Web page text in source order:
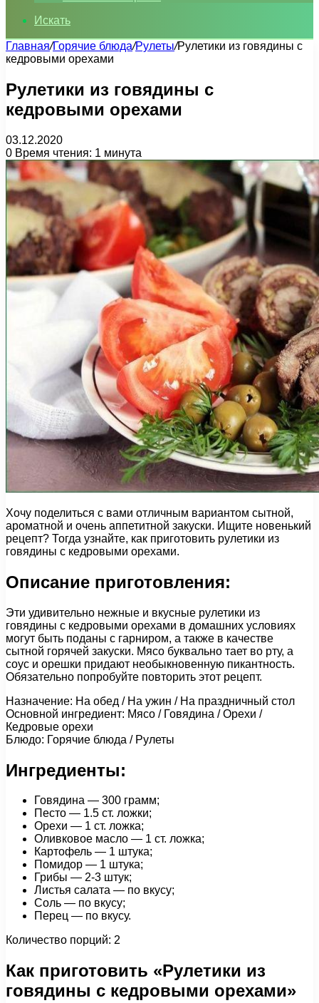
Искать
Главная/Горячие блюда/Рулеты/Рулетики из говядины с
кедровыми орехами
Рулетики из говядины с
кедровыми орехами
03.12.2020
0 Время чтения: 1 минута
Хочу поделиться с вами отличным вариантом сытной,
ароматной и очень аппетитной закуски. Ищите новенький
рецепт? Тогда узнайте, как приготовить рулетики из
говядины с кедровыми орехами.
Описание приготовления:
Эти удивительно нежные и вкусные рулетики из
говядины с кедровыми орехами в домашних условиях
могут быть поданы с гарниром, а также в качестве
сытной горячей закуски. Мясо буквально тает во рту, а
соус и орешки придают необыкновенную пикантность.
Обязательно попробуйте повторить этот рецепт.
Назначение: На обед / На ужин / На праздничный стол
Основной ингредиент: Мясо / Говядина / Орехи /
Кедровые орехи
Блюдо: Горячие блюда / Рулеты
Ингредиенты:
Говядина — 300 грамм;
Песто — 1.5 ст. ложки;
Орехи — 1 ст. ложка;
Оливковое масло — 1 ст. ложка;
Картофель — 1 штука;
Помидор — 1 штука;
Грибы — 2-3 штук;
Листья салата — по вкусу;
Соль — по вкусу;
Перец — по вкусу.
Количество порций: 2
Как приготовить «Рулетики из
говядины с кедровыми орехами»